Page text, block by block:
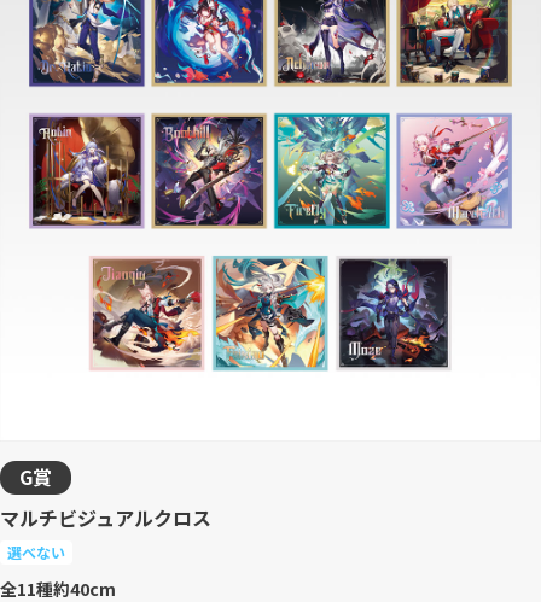
G賞
マルチビジュアルクロス
選べない
全11種約40cm